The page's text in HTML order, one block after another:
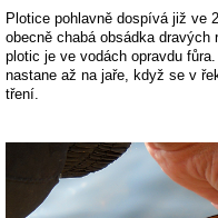
Plotice pohlavně dospívá již ve
obecně chabá obsádka
plotic je ve vodách opravdu
nastane až na jaře, když se v
tření.